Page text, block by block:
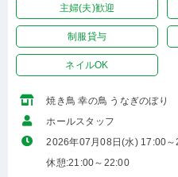
主婦(夫)歓迎
制服貸与
ネイルOK
焼き鳥 幸の鳥 うなぎのぼり
ホールスタッフ
2026年07月08日(水) 17:00～
休憩:21:00～22:00